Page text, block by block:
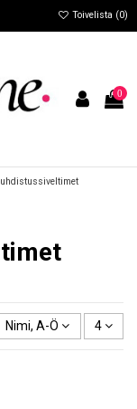
Toivelista (0)
0
Nimi, A-Ö 4